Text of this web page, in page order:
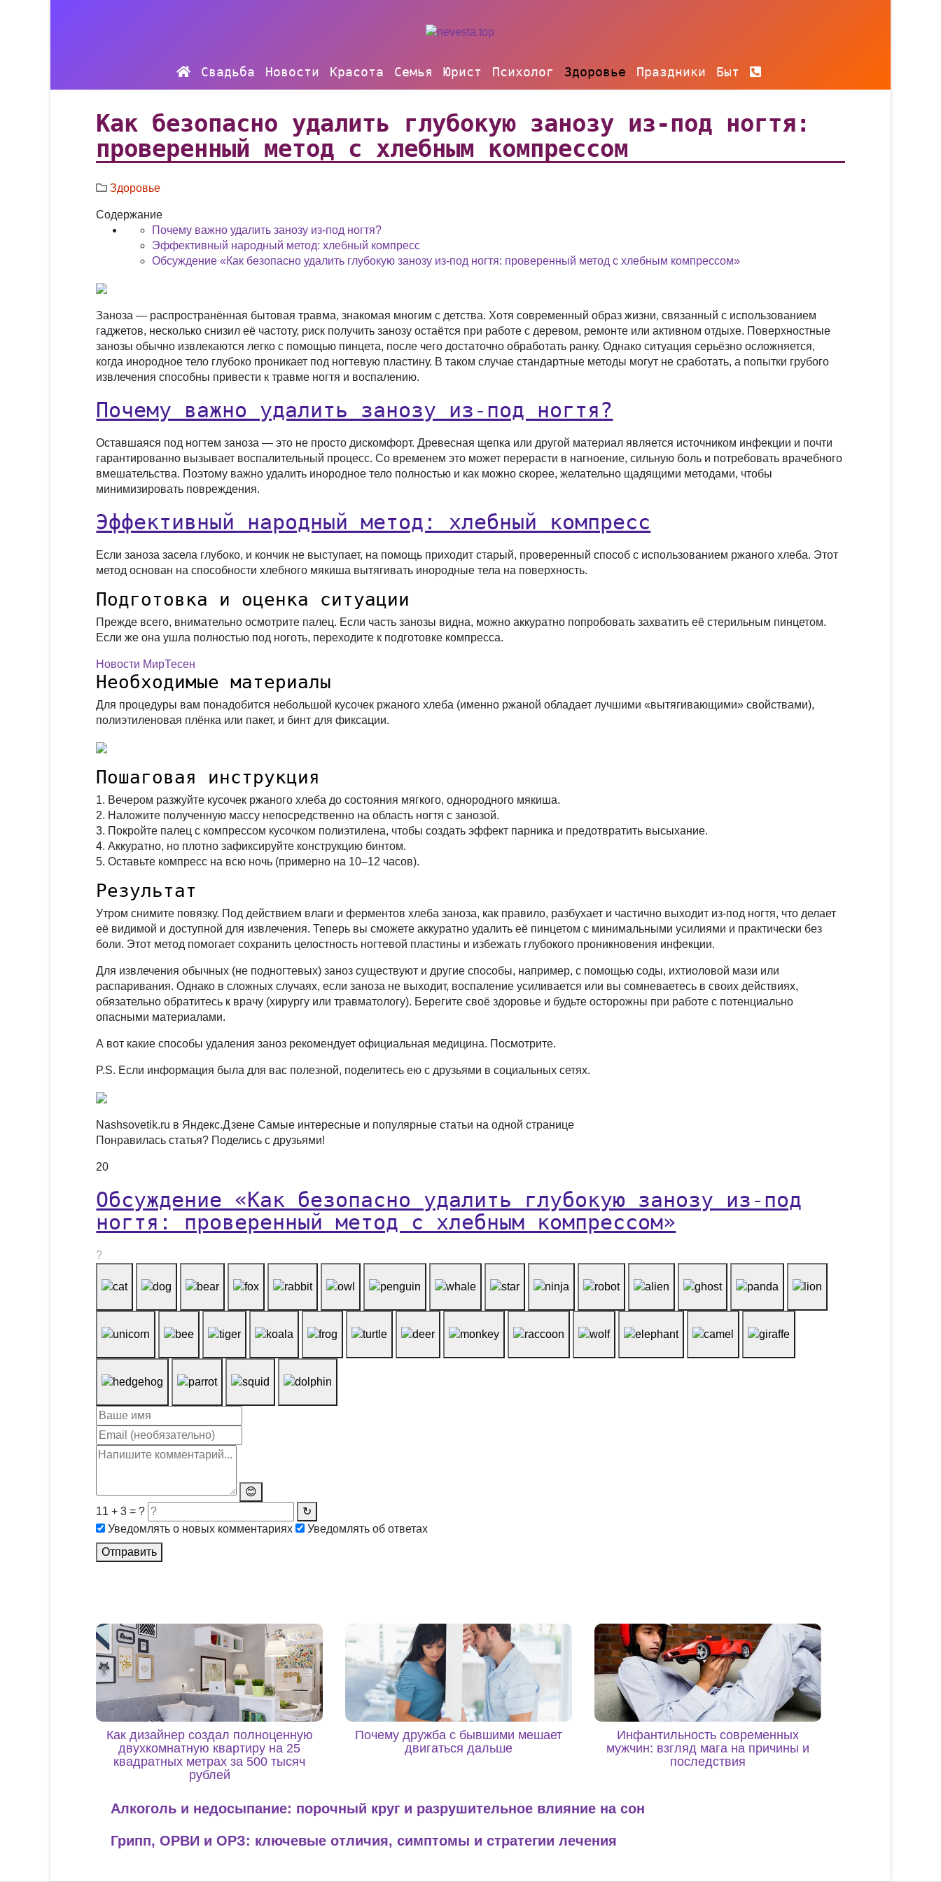
Свадьба Новости Красота Семья Юрист Психолог Здоровье Праздники Быт
Как безопасно удалить глубокую занозу из-под ногтя:
проверенный метод с хлебным компрессом
Здоровье
Содержание
Почему важно удалить занозу из-под ногтя?
Эффективный народный метод: хлебный компресс
Обсуждение «Как безопасно удалить глубокую занозу из-под ногтя: проверенный метод с хлебным компрессом»
Заноза — распространённая бытовая травма, знакомая многим с детства. Хотя современный образ жизни, связанный с использованием
гаджетов, несколько снизил её частоту, риск получить занозу остаётся при работе с деревом, ремонте или активном отдыхе. Поверхностные
занозы обычно извлекаются легко с помощью пинцета, после чего достаточно обработать ранку. Однако ситуация серьёзно осложняется,
когда инородное тело глубоко проникает под ногтевую пластину. В таком случае стандартные методы могут не сработать, а попытки грубого
извлечения способны привести к травме ногтя и воспалению.
Почему важно удалить занозу из-под ногтя?
Оставшаяся под ногтем заноза — это не просто дискомфорт. Древесная щепка или другой материал является источником инфекции и почти
гарантированно вызывает воспалительный процесс. Со временем это может перерасти в нагноение, сильную боль и потребовать врачебного
вмешательства. Поэтому важно удалить инородное тело полностью и как можно скорее, желательно щадящими методами, чтобы
минимизировать повреждения.
Эффективный народный метод: хлебный компресс
Если заноза засела глубоко, и кончик не выступает, на помощь приходит старый, проверенный способ с использованием ржаного хлеба. Этот
метод основан на способности хлебного мякиша вытягивать инородные тела на поверхность.
Подготовка и оценка ситуации
Прежде всего, внимательно осмотрите палец. Если часть занозы видна, можно аккуратно попробовать захватить её стерильным пинцетом.
Если же она ушла полностью под ноготь, переходите к подготовке компресса.
Новости МирТесен
Необходимые материалы
Для процедуры вам понадобится небольшой кусочек ржаного хлеба (именно ржаной обладает лучшими «вытягивающими» свойствами),
полиэтиленовая плёнка или пакет, и бинт для фиксации.
Пошаговая инструкция
1. Вечером разжуйте кусочек ржаного хлеба до состояния мягкого, однородного мякиша.
2. Наложите полученную массу непосредственно на область ногтя с занозой.
3. Покройте палец с компрессом кусочком полиэтилена, чтобы создать эффект парника и предотвратить высыхание.
4. Аккуратно, но плотно зафиксируйте конструкцию бинтом.
5. Оставьте компресс на всю ночь (примерно на 10–12 часов).
Результат
Утром снимите повязку. Под действием влаги и ферментов хлеба заноза, как правило, разбухает и частично выходит из-под ногтя, что делает
её видимой и доступной для извлечения. Теперь вы сможете аккуратно удалить её пинцетом с минимальными усилиями и практически без
боли. Этот метод помогает сохранить целостность ногтевой пластины и избежать глубокого проникновения инфекции.
Для извлечения обычных (не подногтевых) заноз существуют и другие способы, например, с помощью соды, ихтиоловой мази или
распаривания. Однако в сложных случаях, если заноза не выходит, воспаление усиливается или вы сомневаетесь в своих действиях,
обязательно обратитесь к врачу (хирургу или травматологу). Берегите своё здоровье и будьте осторожны при работе с потенциально
опасными материалами.
А вот какие способы удаления заноз рекомендует официальная медицина. Посмотрите.
P.S. Если информация была для вас полезной, поделитесь ею с друзьями в социальных сетях.
Nashsovetik.ru в Яндекс.Дзене Самые интересные и популярные статьи на одной странице
Понравилась статья? Поделись с друзьями!
20
Обсуждение «Как безопасно удалить глубокую занозу из-под
ногтя: проверенный метод с хлебным компрессом»
?
😊
11 + 3 = ?
↻
Уведомлять о новых комментариях
Уведомлять об ответах
Отправить
Как дизайнер создал полноценную
двухкомнатную квартиру на 25
квадратных метрах за 500 тысяч
рублей
Почему дружба с бывшими мешает
двигаться дальше
Инфантильность современных
мужчин: взгляд мага на причины и
последствия
Алкоголь и недосыпание: порочный круг и разрушительное влияние на сон
Грипп, ОРВИ и ОРЗ: ключевые отличия, симптомы и стратегии лечения